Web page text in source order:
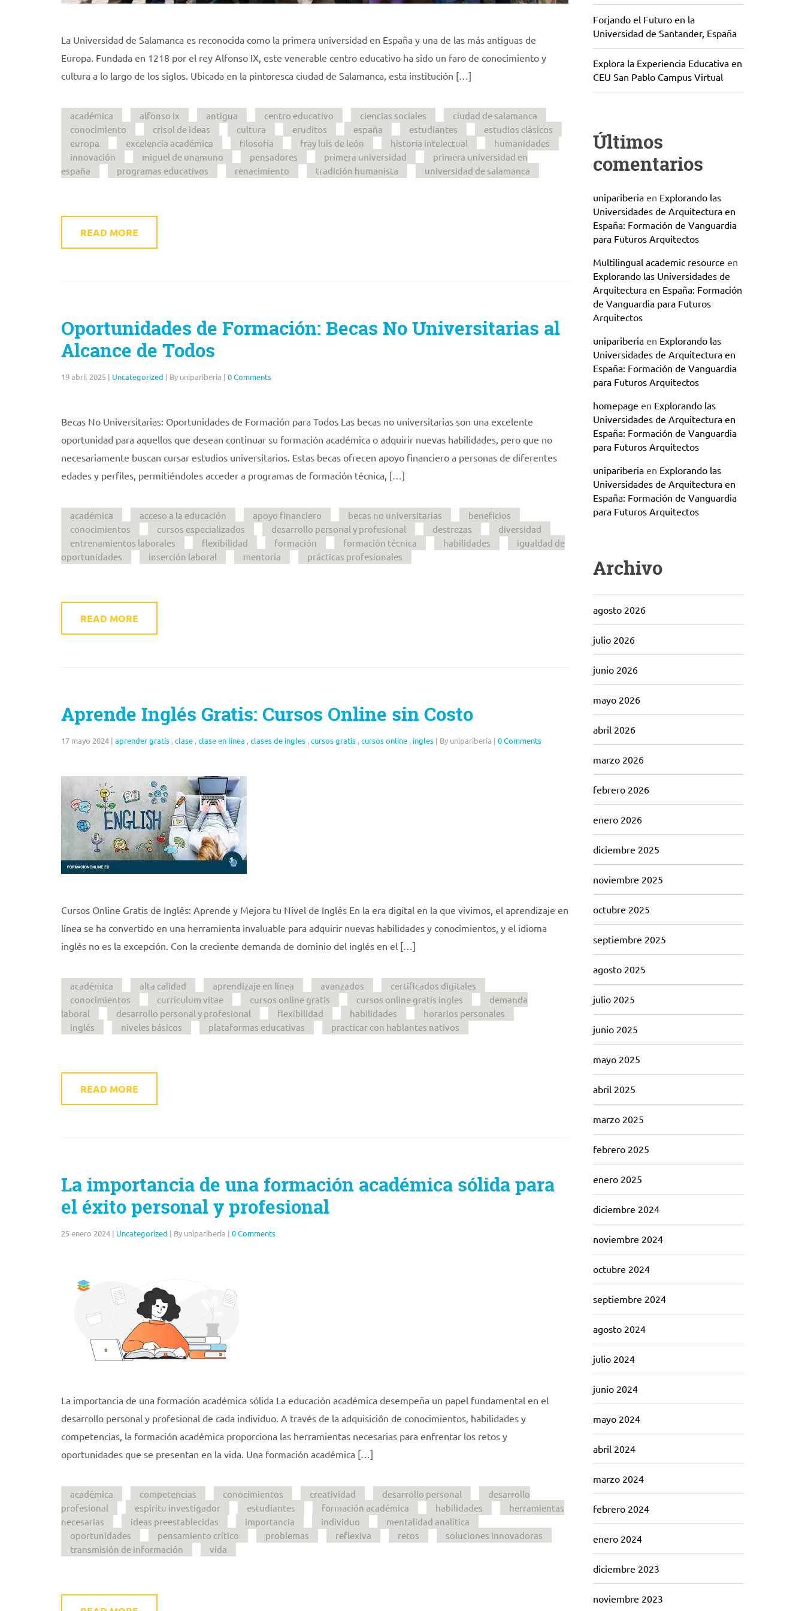
La Universidad de Salamanca es reconocida como la primera universidad en España y una de las más antiguas de
Europa. Fundada en 1218 por el rey Alfonso IX, este venerable centro educativo ha sido un faro de conocimiento y
cultura a lo largo de los siglos. Ubicada en la pintoresca ciudad de Salamanca, esta institución […]
académica alfonso ix antigua centro educativo ciencias sociales
ciudad de salamanca
conocimiento
crisol de ideas cultura eruditos españa estudiantes
estudios clásicos
europa
excelencia académica filosofía fray luis de león historia intelectual
humanidades
innovación
miguel de unamuno pensadores primera universidad
primera universidad en
españa
programas educativos renacimiento tradición humanista universidad de salamanca
READ MORE
Oportunidades de Formación: Becas No Universitarias al
Alcance de Todos
19 abril 2025 | Uncategorized | By unipariberia | 0 Comments
Becas No Universitarias: Oportunidades de Formación para Todos Las becas no universitarias son una excelente
oportunidad para aquellos que desean continuar su formación académica o adquirir nuevas habilidades, pero que no
necesariamente buscan cursar estudios universitarios. Estas becas ofrecen apoyo financiero a personas de diferentes
edades y perfiles, permitiéndoles acceder a programas de formación técnica, […]
académica acceso a la educación apoyo financiero becas no universitarias
beneficios
conocimientos
cursos especializados desarrollo personal y profesional destrezas
diversidad
entrenamientos laborales
flexibilidad formación formación técnica habilidades
igualdad de
oportunidades
inserción laboral mentoría prácticas profesionales
READ MORE
Aprende Inglés Gratis: Cursos Online sin Costo
17 mayo 2024 | aprender gratis ,clase ,clase en linea ,clases de ingles ,cursos gratis ,cursos online , ingles | By unipariberia | 0 Comments
Cursos Online Gratis de Inglés: Aprende y Mejora tu Nivel de Inglés En la era digital en la que vivimos, el aprendizaje en
línea se ha convertido en una herramienta invaluable para adquirir nuevas habilidades y conocimientos, y el idioma
inglés no es la excepción. Con la creciente demanda de dominio del inglés en el […]
académica alta calidad aprendizaje en línea avanzados
certificados digitales
conocimientos
currículum vitae cursos online gratis cursos online gratis ingles
demanda
laboral
desarrollo personal y profesional flexibilidad habilidades
horarios personales
inglés
niveles básicos plataformas educativas practicar con hablantes nativos
READ MORE
La importancia de una formación académica sólida para
el éxito personal y profesional
25 enero 2024 | Uncategorized | By unipariberia | 0 Comments
La importancia de una formación académica sólida La educación académica desempeña un papel fundamental en el
desarrollo personal y profesional de cada individuo. A través de la adquisición de conocimientos, habilidades y
competencias, la formación académica proporciona las herramientas necesarias para enfrentar los retos y
oportunidades que se presentan en la vida. Una formación académica […]
académica competencias conocimientos creatividad desarrollo personal
desarrollo
profesional
espíritu investigador estudiantes formación académica habilidades
herramientas
necesarias
ideas preestablecidas importancia individuo
mentalidad analítica
oportunidades
pensamiento crítico problemas reflexiva retos
soluciones innovadoras
transmisión de información
vida
Forjando el Futuro en la
Universidad de Santander, España
Explora la Experiencia Educativa en
CEU San Pablo Campus Virtual
Últimos
comentarios
unipariberiaen Explorando las
Universidades de Arquitectura en
España: Formación de Vanguardia
para Futuros Arquitectos
Multilingual academic resource en
Explorando las Universidades de
Arquitectura en España: Formación
de Vanguardia para Futuros
Arquitectos
unipariberiaen Explorando las
Universidades de Arquitectura en
España: Formación de Vanguardia
para Futuros Arquitectos
homepage en Explorando las
Universidades de Arquitectura en
España: Formación de Vanguardia
para Futuros Arquitectos
unipariberiaen Explorando las
Universidades de Arquitectura en
España: Formación de Vanguardia
para Futuros Arquitectos
Archivo
agosto 2026
julio 2026
junio 2026
mayo 2026
abril 2026
marzo 2026
febrero 2026
enero 2026
diciembre 2025
noviembre 2025
octubre 2025
septiembre 2025
agosto 2025
julio 2025
junio 2025
mayo 2025
abril 2025
marzo 2025
febrero 2025
enero 2025
diciembre 2024
noviembre 2024
octubre 2024
septiembre 2024
agosto 2024
julio 2024
junio 2024
mayo 2024
abril 2024
marzo 2024
febrero 2024
enero 2024
diciembre 2023
noviembre 2023